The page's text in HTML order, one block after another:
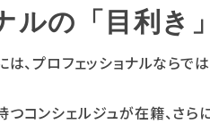
ルの「目利き
、プロフェッショナルならで
コンシェルジュが在籍、さら